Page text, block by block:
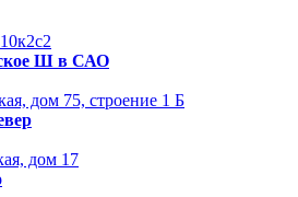
Ш в САО
дом 75, строение 1 Б
дом 17